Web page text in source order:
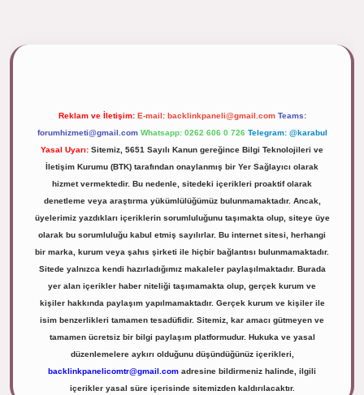
Reklam ve İletişim: E-mail: backlinkpaneli@gmail.com Teams:
forumhizmeti@gmail.com Whatsapp: 0262 606 0 726 Telegram: @karabul
Yasal Uyarı: Sitemiz, 5651 Sayılı Kanun gereğince Bilgi Teknolojileri ve
İletişim Kurumu (BTK) tarafından onaylanmış bir Yer Sağlayıcı olarak
hizmet vermektedir. Bu nedenle, sitedeki içerikleri proaktif olarak
denetleme veya araştırma yükümlülüğümüz bulunmamaktadır. Ancak,
üyelerimiz yazdıkları içeriklerin sorumluluğunu taşımakta olup, siteye üye
olarak bu sorumluluğu kabul etmiş sayılırlar. Bu internet sitesi, herhangi
bir marka, kurum veya şahıs şirketi ile hiçbir bağlantısı bulunmamaktadır.
Sitede yalnızca kendi hazırladığımız makaleler paylaşılmaktadır. Burada
yer alan içerikler haber niteliği taşımamakta olup, gerçek kurum ve
kişiler hakkında paylaşım yapılmamaktadır. Gerçek kurum ve kişiler ile
isim benzerlikleri tamamen tesadüfidir. Sitemiz, kar amacı gütmeyen ve
tamamen ücretsiz bir bilgi paylaşım platformudur. Hukuka ve yasal
düzenlemelere aykırı olduğunu düşündüğünüz içerikleri,
backlinkpanelicomtr@gmail.com adresine bildirmeniz halinde, ilgili
içerikler yasal süre içerisinde sitemizden kaldırılacaktır.